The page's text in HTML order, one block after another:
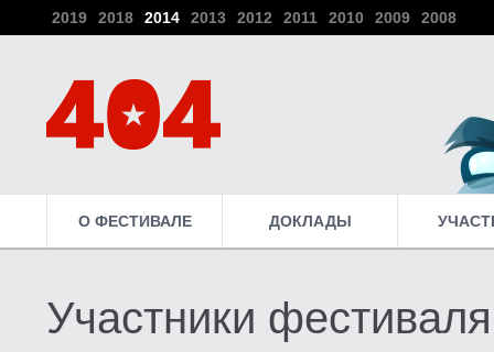
2019 2018 2014 2013 2012 2011 2010 2009 2008
О ФЕСТИВАЛЕ ДОКЛАДЫ
Участники фестиваля